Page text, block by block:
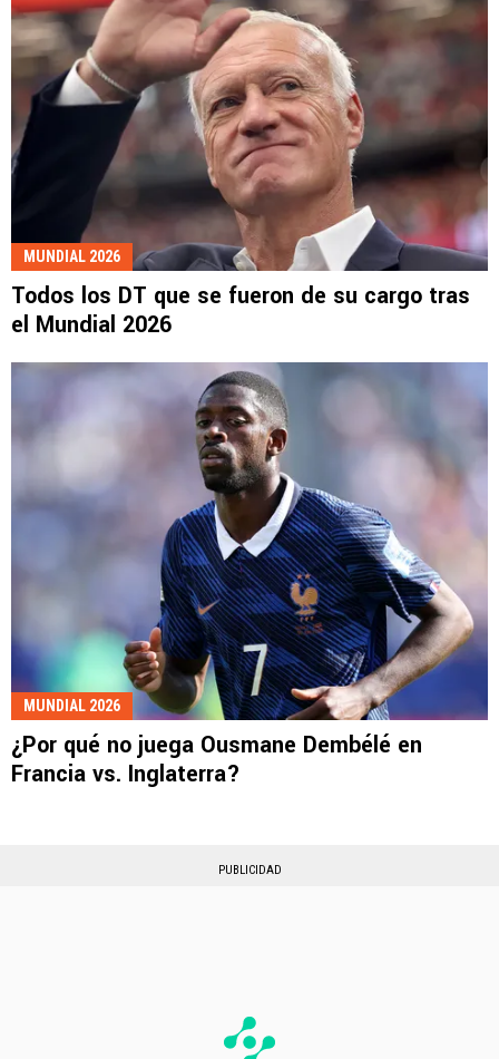
MUNDIAL 2026
Todos los DT que se fueron de su cargo tras
el Mundial 2026
MUNDIAL 2026
¿Por qué no juega Ousmane Dembélé en
Francia vs. Inglaterra?
PUBLICIDAD